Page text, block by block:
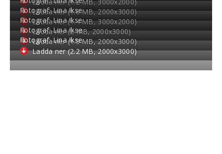
Ladda ner (1.6 MB, 2000x3000)
Fotograf: Lina Ikse
Ladda ner (1.4 MB, 3000x2000)
Fotograf: Lina Ikse
Ladda ner (2 MB, 2000x3000)
Fotograf: Lina Ikse
Ladda ner (1.5 MB, 2000x3000)
Fotograf: Lina Ikse
Ladda ner (2.2 MB, 2000x3000)